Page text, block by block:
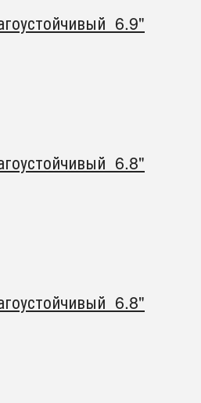
6.9"
6.8"
6.8"